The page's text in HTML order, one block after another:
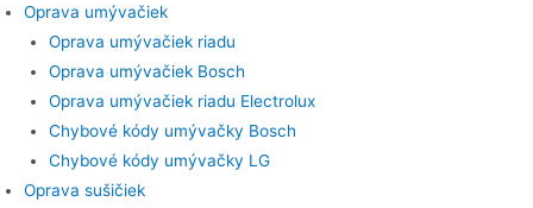
Oprava umývačiek
Oprava umývačiek riadu
Oprava umývačiek Bosch
Oprava umývačiek riadu Electrolux
Chybové kódy umývačky Bosch
Chybové kódy umývačky LG
Oprava sušičiek